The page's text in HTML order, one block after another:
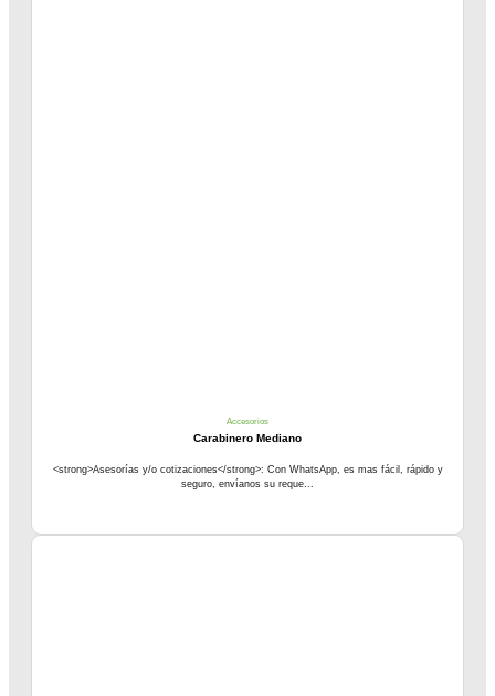
Accesorios
Carabinero Mediano
<strong>Asesorías y/o cotizaciones</strong>: Con WhatsApp, es mas fácil, rápido y
seguro, envíanos su reque...